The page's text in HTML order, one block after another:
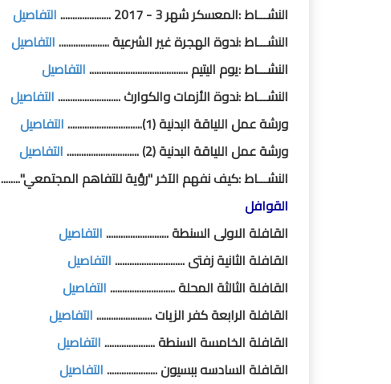
النشـــاط :المعسكر شهر 3 - 2017 .....................
التفاصيل
النشـــاط :ندوة الهجرة غير الشرعية .....................التفاصيل
النشـــاط :يوم اليتيم .........................................التفاصيل
النشـــاط :ندوة الأزمات والكوارث ..........................التفاصيل
ورشة عمل اللياقة البدنية (1)...............................
التفاصيل
ورشة عمل اللياقة البدنية (2) ..............................
التفاصيل
النشـــاط :كيف نفهم الآخر "رؤية للتفاهم المجتمعي"........
القوافل
القافلة الاولى السنطة ..........................التفاصيل
القافلة الثانية زفتى .............................التفاصيل
القافلة الثالثة المحلة ...........................التفاصيل
القافلة الرابعة كفر الزيات .......................التفاصيل
القافلة الخامسة السنطة .....................التفاصيل
القافلة السادسه ببسيون .....................التفاصيل